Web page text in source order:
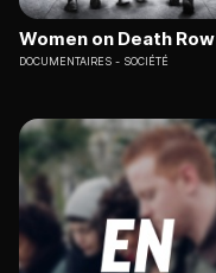
Women on Death Row
DOCUMENTAIRES SOCIÉTÉ